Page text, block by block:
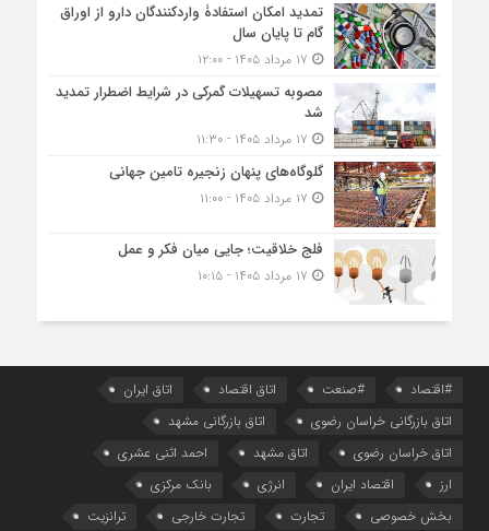
تمدید امکان استفادۀ واردکنندگان دارو از اوراق
گام تا پایان سال
مصوبه تسهیلات گمرکی در شرایط اضطرار تمدید
شد
گلوگاه‌های پنهان زنجیره تامین جهانی
فلج خلاقیت؛ جایی میان فکر و عمل
#اقتصاد #صنعت اتاق اقتصاد
اتاق ایران
اتاق بازرگانی خراسان رضوی
اتاق بازرگانی مشهد
اتاق خراسان رضوی
اتاق مشهد
احمد اثنی عشری
ارز
اقتصاد ایران انرژی
بانک مرکزی
بخش خصوصی
تجارت تجارت خارجی
ترانزیت